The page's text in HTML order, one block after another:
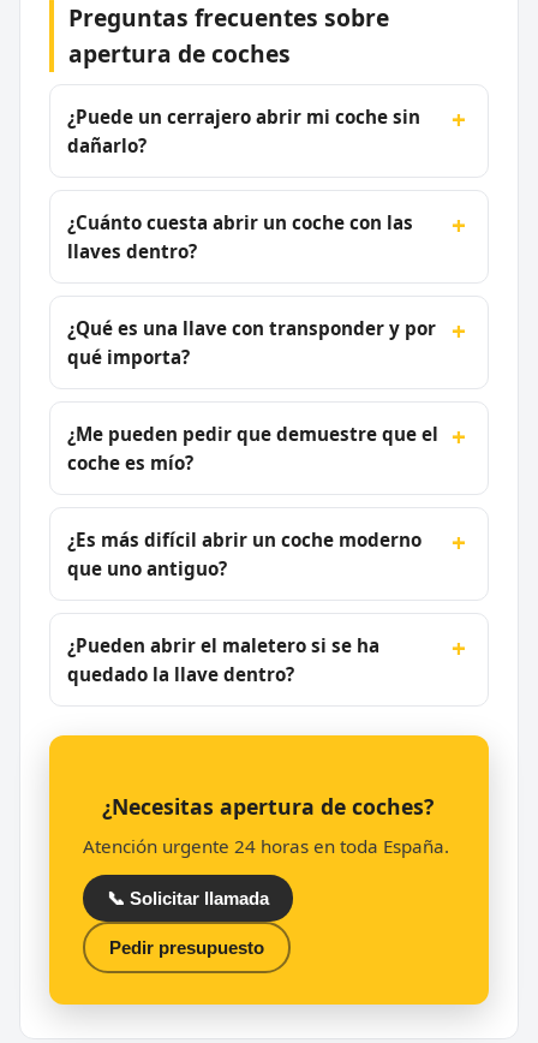
Preguntas frecuentes sobre
apertura de coches
¿Puede un cerrajero abrir mi coche sin
dañarlo?
¿Cuánto cuesta abrir un coche con las
llaves dentro?
¿Qué es una llave con transponder y por
qué importa?
¿Me pueden pedir que demuestre que el
coche es mío?
¿Es más difícil abrir un coche moderno
que uno antiguo?
¿Pueden abrir el maletero si se ha
quedado la llave dentro?
¿Necesitas apertura de coches?
Atención urgente 24 horas en toda España.
📞 Solicitar llamada
Pedir presupuesto